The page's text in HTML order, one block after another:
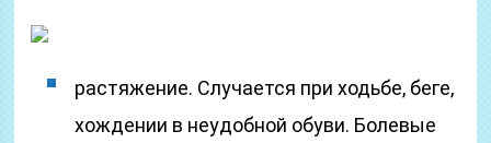
растяжение. Случается при ходьбе, беге,
хождении в неудобной обуви. Болевые